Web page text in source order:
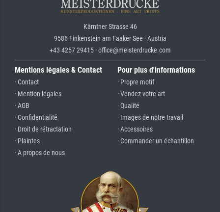
Kärntner Strasse 46
9586 Finkenstein am Faaker See · Austria
+43 4257 29415 · office@meisterdrucke.com
Mentions légales & Contact
· Contact
· Mention légales
· AGB
· Confidentialité
· Droit de rétractation
· Plaintes
· A propos de nous
Pour plus d'informations
· Propre motif
· Vendez votre art
· Qualité
· Images de notre travail
· Accessoires
· Commander un échantillon